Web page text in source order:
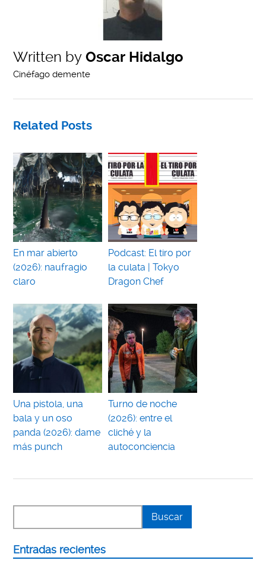
Written by Oscar Hidalgo
Cinéfago demente
Related Posts
En mar abierto
(2026): naufragio
claro
Podcast: El tiro por
la culata | Tokyo
Dragon Chef
Una pistola, una
bala y un oso
panda (2026): dame
más punch
Turno de noche
(2026): entre el
cliché y la
autoconciencia
Entradas recientes